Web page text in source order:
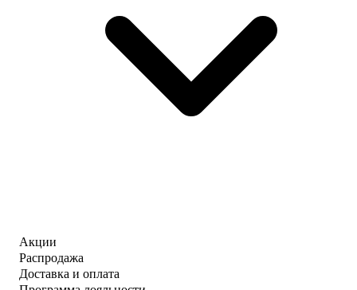
Акции
Распродажа
Доставка и оплата